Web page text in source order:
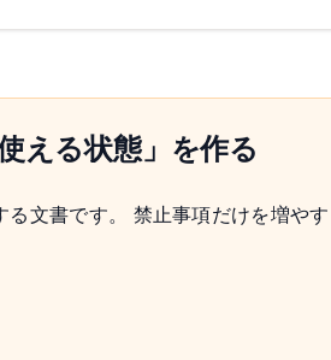
える状態」を作る
る文書です。 禁止事項だけを増や